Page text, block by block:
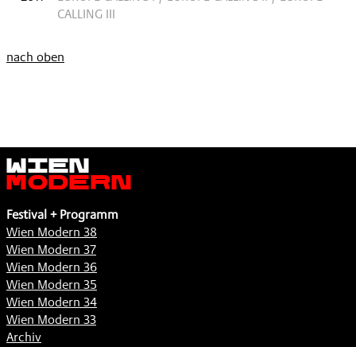
CALLING III
nach oben
Wien
Modern
Festival + Programm
Wien Modern 38
Wien Modern 37
Wien Modern 36
Wien Modern 35
Wien Modern 34
Wien Modern 33
Archiv